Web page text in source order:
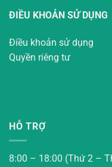
ĐIỀU KHOẢN SỬ DỤNG
Điều khoản sử dụng
Quyền riêng tư
HỖ TRỢ
8:00 – 18:00 (Thứ 2 –